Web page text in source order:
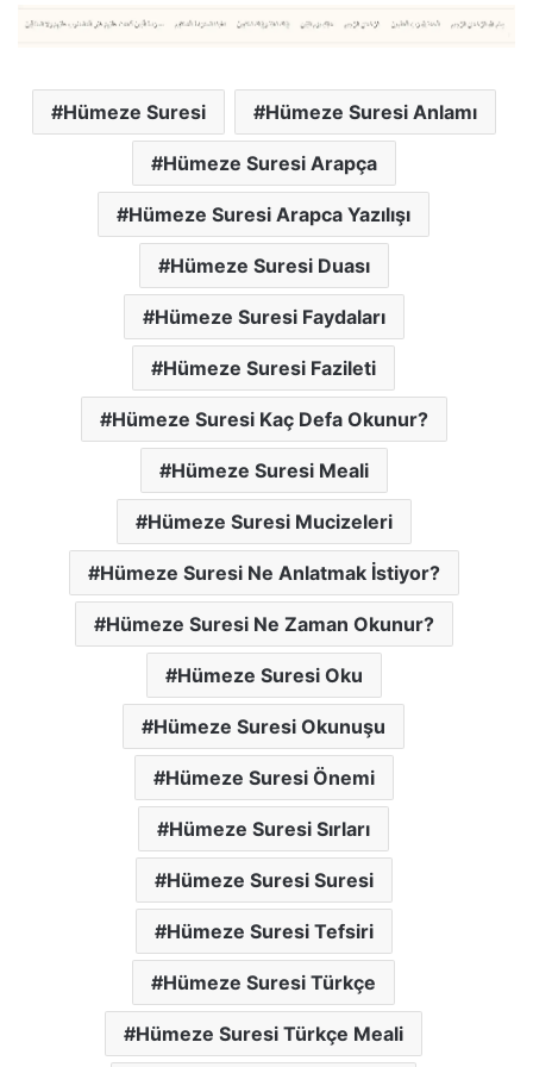
Hümeze Suresi Hümeze Suresi Anlamı
Hümeze Suresi Arapça
Hümeze Suresi Arapca Yazılışı
Hümeze Suresi Duası
Hümeze Suresi Faydaları
Hümeze Suresi Fazileti
Hümeze Suresi Kaç Defa Okunur?
Hümeze Suresi Meali
Hümeze Suresi Mucizeleri
Hümeze Suresi Ne Anlatmak İstiyor?
Hümeze Suresi Ne Zaman Okunur?
Hümeze Suresi Oku
Hümeze Suresi Okunuşu
Hümeze Suresi Önemi
Hümeze Suresi Sırları
Hümeze Suresi Suresi
Hümeze Suresi Tefsiri
Hümeze Suresi Türkçe
Hümeze Suresi Türkçe Meali